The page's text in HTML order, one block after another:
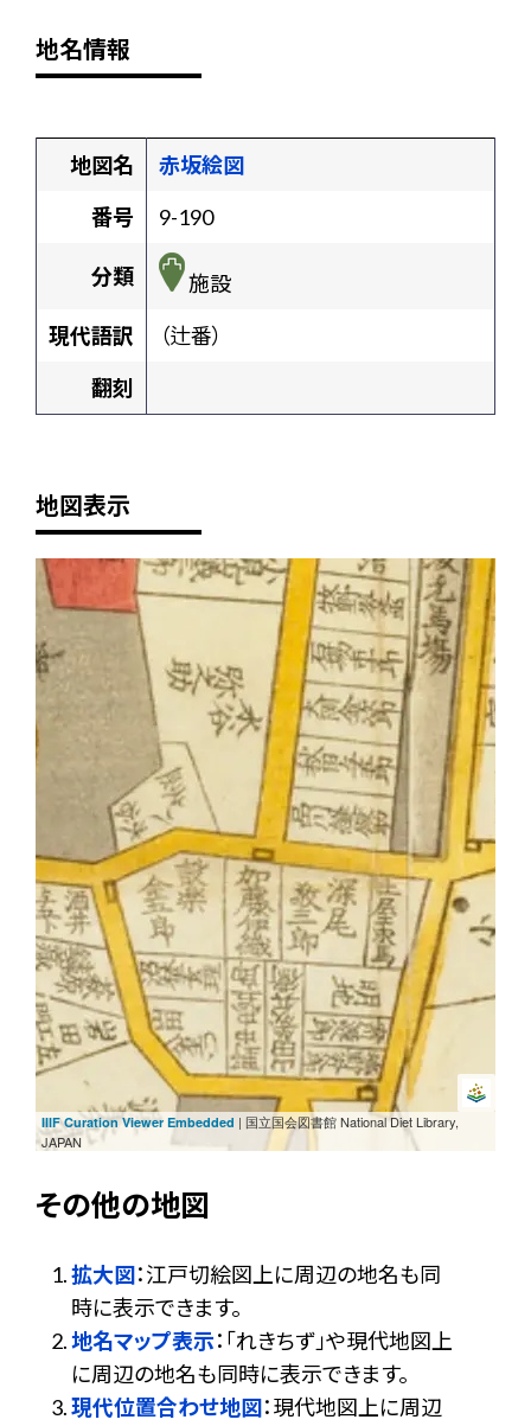
地名情報
地図名
赤坂絵図
番号
9-190
分類
施設
現代語訳
（辻番）
翻刻
地図表示
+
IIIF Curation Viewer Embedded | 国立国会図書館 National Diet Library,
JAPAN
その他の地図
拡大図：江戸切絵図上に周辺の地名も同
時に表示できます。
地名マップ表示：「れきちず」や現代地図上
に周辺の地名も同時に表示できます。
現代位置合わせ地図：現代地図上に周辺